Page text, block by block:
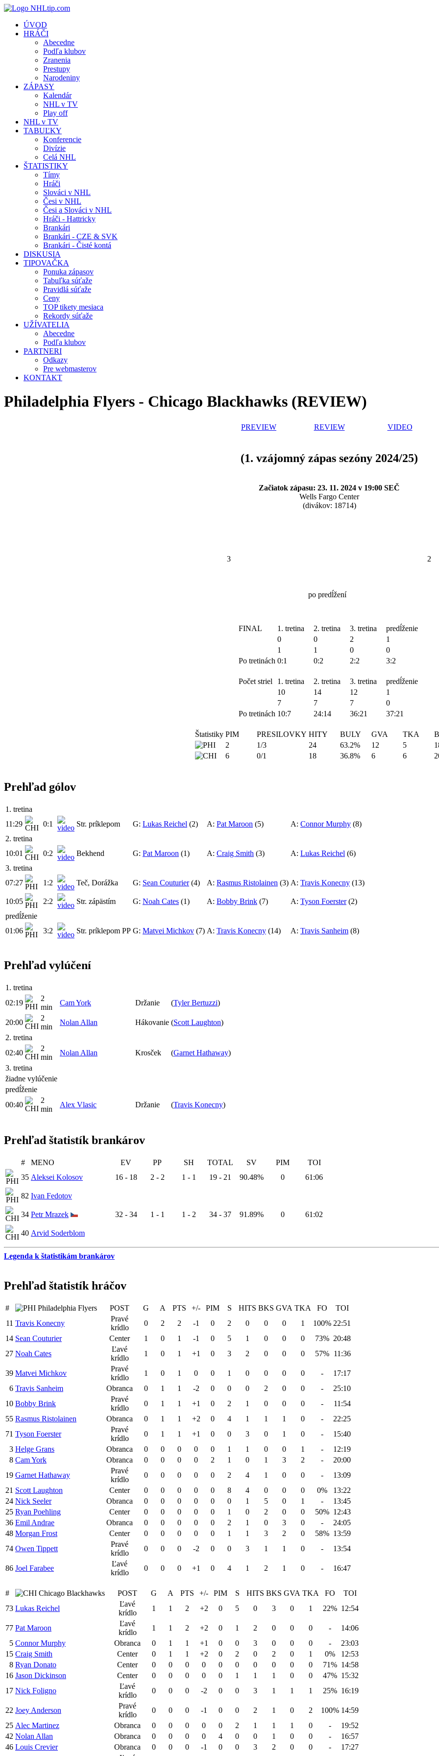
ÚVOD
HRÁČI
Abecedne
Podľa klubov
Zranenia
Prestupy
Narodeniny
ZÁPASY
Kalendár
NHL v TV
Play off
NHL v TV
TABUĽKY
Konferencie
Divízie
Celá NHL
ŠTATISTIKY
Tímy
Hráči
Slováci v NHL
Česi v NHL
Česi a Slováci v NHL
Hráči - Hattricky
Brankári
Brankári - CZE & SVK
Brankári - Čisté kontá
DISKUSIA
TIPOVAČKA
Ponuka zápasov
Tabuľka súťaže
Pravidlá súťaže
Ceny
TOP tikety mesiaca
Rekordy súťaže
UŽÍVATELIA
Abecedne
Podľa klubov
PARTNERI
Odkazy
Pre webmasterov
KONTAKT
Philadelphia Flyers - Chicago Blackhawks (REVIEW)
PREVIEW REVIEW VIDEO
(1. vzájomný zápas sezóny 2024/25)
Začiatok zápasu: 23. 11. 2024 v 19:00 SEČ
Wells Fargo Center
(divákov: 18714)
3
po predĺžení
2
FINAL 1. tretina 2. tretina 3. tretina
predĺženie
0
0 2
1
1
1 0
0
Po tretinách 0:1 0:2 2:2 3:2
Počet striel 1. tretina 2. tretina 3. tretina
predĺženie
10
14 12
1
7
7 7
0
Po tretinách 10:7 24:14 36:21 37:21
Štatistiky PIM PRESILOVKY HITY BULY GVA TKA
2
1/3 24 63.2% 12 5
6
0/1 18 36.8% 6 6
Prehľad gólov
1. tretina
11:29
0:1 Str. príklepom G: Lukas Reichel (2) A: Pat Maroon (5) A: Connor Murphy (8)
2. tretina
10:01
0:2 Bekhend G: Pat Maroon (1) A: Craig Smith (3) A: Lukas Reichel (6)
3. tretina
07:27
1:2 Teč, Dorážka G: Sean Couturier(4) A: Rasmus Ristolainen (3) A: Travis Konecny (13)
10:05 2:2 Str. zápästím G: Noah Cates (1) A: Bobby Brink (7) A: Tyson Foerster(2)
predĺženie
01:06
3:2 Str. príklepom PP G: Matvei Michkov (7) A: Travis Konecny (14) A: Travis Sanheim (8)
Prehľad vylúčení
1. tretina
02:19
2
min
Cam York Držanie (Tyler Bertuzzi)
20:00
2
min
Nolan Allan Hákovanie (Scott Laughton)
2. tretina
02:40
2
min
Nolan Allan Krosček (Garnet Hathaway)
3. tretina
žiadne vylúčenie
predĺženie
00:40
2
min
Alex Vlasic Držanie (Travis Konecny)
Prehľad štatistík brankárov
# MENO EV PP SH TOTAL SV PIM
TOI
35 Aleksei Kolosov 16 - 18 2 - 2 1 - 1 19 - 21 90.48% 0 61:06
82 Ivan Fedotov
34 Petr Mrazek 32 - 34 1 - 1 1 - 2 34 - 37 91.89% 0 61:02
40 Arvid Soderblom
Legenda k štatistikám brankárov
Prehľad štatistík hráčov
# Philadelphia Flyers POST G A PTS +/- PIM S HITS BKS GVA TKA FO
TOI
11 Travis Konecny
Pravé
krídlo
0 2 2 -1 0 2 0 0 0 1 100% 22:51
14 Sean Couturier Center 1 0 1 -1 0 5 1 0 0 0 73% 20:48
27 Noah Cates
Ľavé
krídlo
1 0 1 +1 0 3 2 0 0 0 57% 11:36
39 Matvei Michkov
Pravé
krídlo
1 0 1 0 0 1 0 0 0 0 -
17:17
6 Travis Sanheim Obranca 0 1 1 -2 0 0 0 2 0 0 -
25:10
10 Bobby Brink
Pravé
krídlo
0 1 1 +1 0 2 1 0 0 0 -
11:54
55 Rasmus Ristolainen Obranca 0 1 1 +2 0 4 1 1 1 0 -
22:25
71 Tyson Foerster
Pravé
krídlo
0 1 1 +1 0 0 3 0 1 0 -
15:40
3 Helge Grans Obranca 0 0 0 0 0 1 1 0 0 1 -
12:19
8 Cam York Obranca 0 0 0 0 2 1 0 1 3 2 -
20:00
19 Garnet Hathaway
Pravé
krídlo
0 0 0 0 0 2 4 1 0 0 -
13:09
21 Scott Laughton Center 0 0 0 0 0 8 4 0 0 0 0%
13:22
24 Nick Seeler Obranca 0 0 0 0 0 0 1 5 0 1 -
13:45
25 Ryan Poehling Center 0 0 0 0 0 1 0 2 0 0 50% 12:43
36 Emil Andrae Obranca 0 0 0 0 0 2 1 0 3 0 -
24:05
48 Morgan Frost Center 0 0 0 0 0 1 1 3 2 0 58% 13:59
74 Owen Tippett
Pravé
krídlo
0 0 0 -2 0 0 3 1 1 0 - 13:54
86 Joel Farabee
Ľavé
krídlo
0 0 0 +1 0 4 1 2 1 0 - 16:47
# Chicago Blackhawks POST G A PTS +/- PIM S HITS BKS GVA TKA FO
TOI
73 Lukas Reichel
Ľavé
krídlo
1 1 2 +2 0 5 0 3 0 1 22% 12:54
77 Pat Maroon
Ľavé
krídlo
1 1 2 +2 0 1 2 0 0 0 -
14:06
5 Connor Murphy Obranca 0 1 1 +1 0 0 3 0 0 0 -
23:03
15 Craig Smith Center 0 1 1 +2 0 2 0 2 0 1 0%
12:53
8 Ryan Donato Center 0 0 0 0 0 0 0 0 0 0 71% 14:58
16 Jason Dickinson Center 0 0 0 0 0 1 1 1 0 0 47% 15:32
17 Nick Foligno
Ľavé
krídlo
0 0 0 -2 0 0 3 1 1 1 25% 16:19
22 Joey Anderson
Pravé
krídlo
0 0 0 -1 0 0 2 1 0 2 100% 14:59
25 Alec Martinez Obranca 0 0 0 0 0 2 1 1 1 0 -
19:52
42 Nolan Allan Obranca 0 0 0 0 4 0 0 1 0 0 -
16:57
46 Louis Crevier Obranca 0 0 0 -1 0 0 3 2 0 0 -
17:27